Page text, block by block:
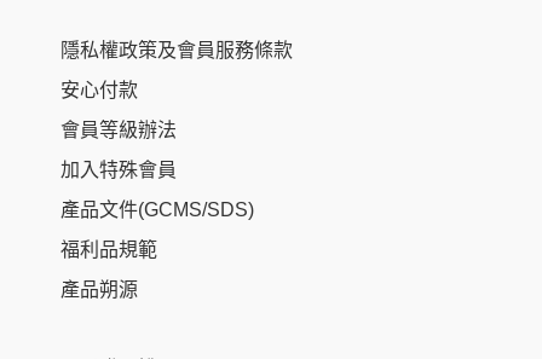
隱私權政策及會員服務條款
安心付款
會員等級辦法
加入特殊會員
產品文件(GCMS/SDS)
福利品規範
產品朔源